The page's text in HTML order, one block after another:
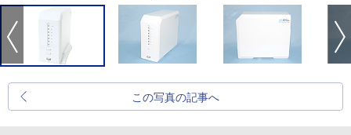
この写真の記事へ